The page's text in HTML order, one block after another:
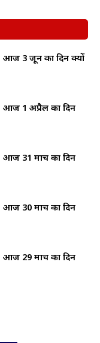
आज 3 जून का दिन क्यों
आज 1 अप्रैल का दिन
31 मार्च का दिन
30 मार्च का दिन
29 मार्च का दिन